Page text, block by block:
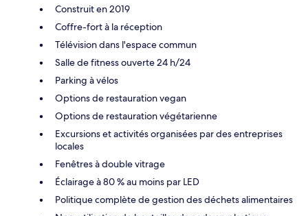
Construit en 2019
Coffre-fort à la réception
Télévision dans l'espace commun
Salle de fitness ouverte 24 h/24
Parking à vélos
Options de restauration vegan
Options de restauration végétarienne
Excursions et activités organisées par des entreprises
locales
Fenêtres à double vitrage
Éclairage à 80 % au moins par LED
Politique complète de gestion des déchets alimentaires